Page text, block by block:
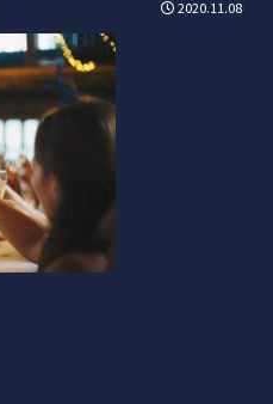
2020.11.08